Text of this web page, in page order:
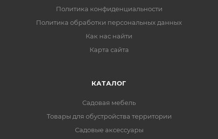
Политика конфиденциальности
Политика обработки персональных данных
Как нас найти
Карта сайта
КАТАЛОГ
Садовая мебель
Товары для обустройства территории
Садовые аксессуары